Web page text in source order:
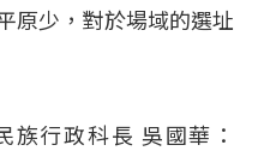
原少，對於場域的選址
族行政科長 吳國華：